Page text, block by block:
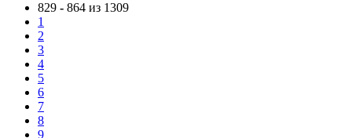
829 - 864 из 1309
1
2
3
4
5
6
7
8
9